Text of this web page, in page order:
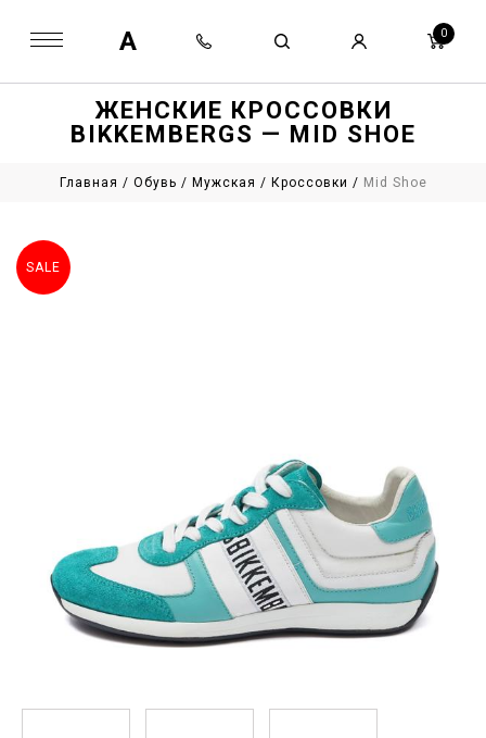
A 0
ЖЕНСКИЕ КРОССОВКИ
BIKKEMBERGS — MID SHOE
Главная / Обувь / Мужская / Кроссовки / Mid Shoe
SALE